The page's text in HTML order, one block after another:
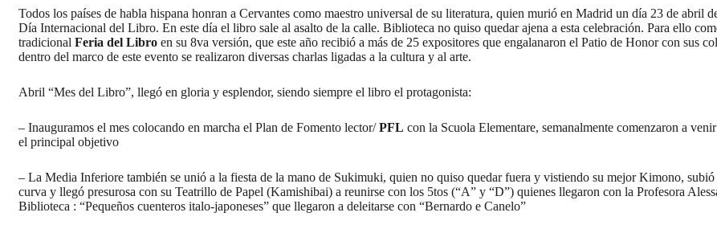
Todos los países de habla hispana honran a Cervantes como maestro universal de su literatura, quien murió en Madrid un día 23 de abril
Día Internacional del Libro. En este día el libro sale al asalto de la calle. Biblioteca no quiso quedar ajena a esta celebración. Para ello
tradicional Feria del Libro en su 8va versión, que este año recibió a más de 25 expositores que engalanaron el Patio de Honor con sus
dentro del marco de este evento se realizaron diversas charlas ligadas a la cultura y al arte.
Abril “Mes del Libro”, llegó en gloria y esplendor, siendo siempre el libro el protagonista:
– Inauguramos el mes colocando en marcha el Plan de Fomento lector/PFL con la Scuola Elementare, semanalmente comenzaron a
el principal objetivo
– La Media Inferiore también se unió a la fiesta de la mano de Sukimuki, quien no quiso quedar fuera y vistiendo su mejor Kimono,
curva y llegó presurosa con su Teatrillo de Papel (Kamishibai) a reunirse con los 5tos (“A” y “D”) quienes llegaron con la Profesora
Biblioteca : “Pequeños cuenteros italo-japoneses” que llegaron a deleitarse con “Bernardo e Canelo”